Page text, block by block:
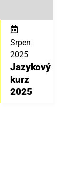
Srpen
2025
Jazykový
kurz
2025